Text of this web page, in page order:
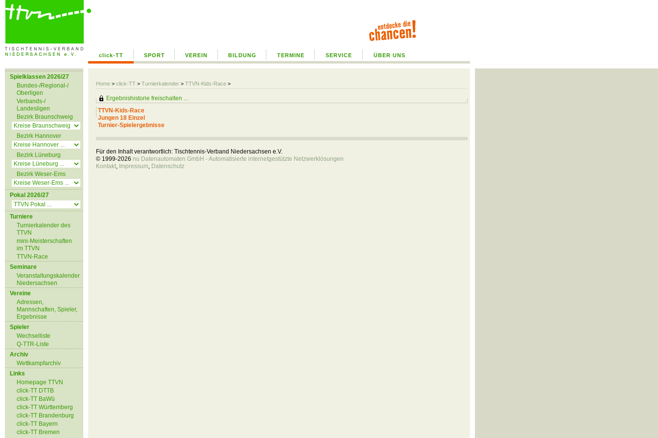
click-TT SPORT VEREIN BILDUNG TERMINE SERVICE ÜBER UNS
Home > click-TT > Turnierkalender > TTVN-Kids-Race >
Spielklassen 2026/27
Bundes-/Regional-/
Oberligen
Verbands-/
Landesligen
Bezirk Braunschweig
Bezirk Hannover
Bezirk Lüneburg
Bezirk Weser-Ems
Pokal 2026/27
Turniere
Turnierkalender des
TTVN
mini-Meisterschaften
im TTVN
TTVN-Race
Seminare
Veranstaltungskalender
Niedersachsen
Vereine
Adressen,
Mannschaften, Spieler,
Ergebnisse
Spieler
Wechselliste
Q-TTR-Liste
Archiv
Wettkampfarchiv
Links
Homepage TTVN
click-TT DTTB
click-TT BaWü
click-TT Württemberg
click-TT Brandenburg
click-TT Bayern
click-TT Bremen
Ergebnishistorie freischalten ...
TTVN-Kids-Race
Jungen 18 Einzel
Turnier-Spielergebnisse
Für den Inhalt verantwortlich: Tischtennis-Verband Niedersachsen e.V.
© 1999-2026 nu Datenautomaten GmbH - Automatisierte internetgestützte Netzwerklösungen
Kontakt, Impressum, Datenschutz